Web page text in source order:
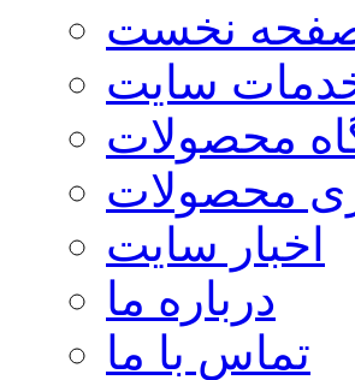
نخست
سایت
محصولات
محصولات
اخبار سایت
درباره ما
تماس با ما